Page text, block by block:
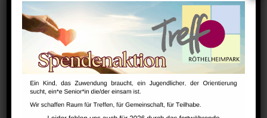
GESTALT – Bewegung für Körper, Geist und Seele älterer
Menschen
August 7 @ 10:30
12:00